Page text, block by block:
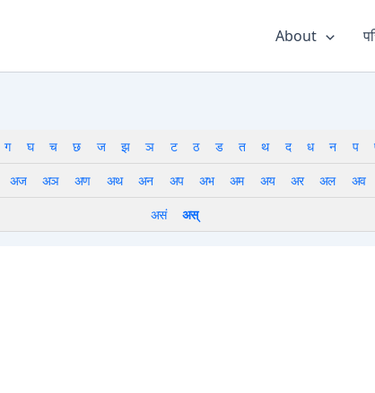
About
ग घ च छ ज झ ञ ट ठ ड त थ द ध न प
अज अञ अण अथ अन अप अभ अम अय अर अल अव
असं
अस्